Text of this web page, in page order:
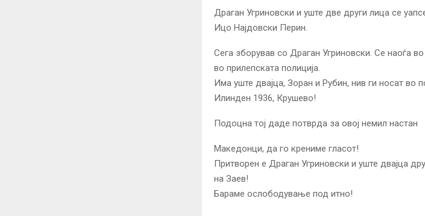
Драган Угриновски и уште две други лица се
Ицо Најдовски Перин.
Сега зборував со Драган Угриновски. Се наоѓа
во прилепската полиција.
Има уште двајца, Зоран и Рубин, нив ги носат во
Илинден 1936, Крушево!
Подоцна тој даде потврда за овој немил настан
Македонци, да го крениме гласот!
Притворен е Драган Угриновски и уште двајца
на Заев!
Бараме ослободување под итно!